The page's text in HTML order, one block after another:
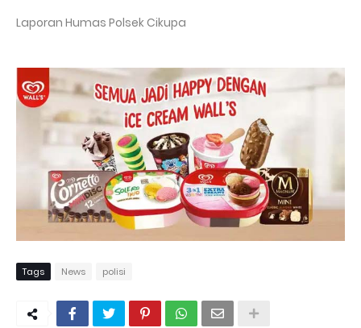
Laporan Humas Polsek Cikupa
Tags News polisi